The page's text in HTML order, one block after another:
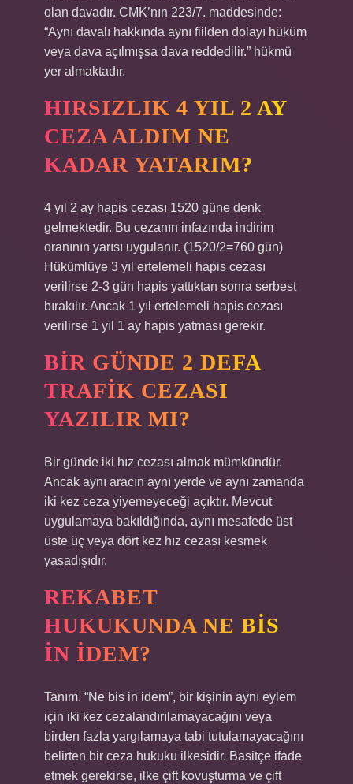
olan davadır. CMK’nın 223/7. maddesinde:
“Aynı davalı hakkında aynı fiilden dolayı hüküm
veya dava açılmışsa dava reddedilir.” hükmü
yer almaktadır.
HIRSIZLIK 4 YIL 2 AY
CEZA ALDIM NE
KADAR YATARIM?
4 yıl 2 ay hapis cezası 1520 güne denk
gelmektedir. Bu cezanın infazında indirim
oranının yarısı uygulanır. (1520/2=760 gün)
Hükümlüye 3 yıl ertelemeli hapis cezası
verilirse 2-3 gün hapis yattıktan sonra serbest
bırakılır. Ancak 1 yıl ertelemeli hapis cezası
verilirse 1 yıl 1 ay hapis yatması gerekir.
BIR GÜNDE 2 DEFA
TRAFIK CEZASI
YAZILIR MI?
Bir günde iki hız cezası almak mümkündür.
Ancak aynı aracın aynı yerde ve aynı zamanda
iki kez ceza yiyemeyeceği açıktır. Mevcut
uygulamaya bakıldığında, aynı mesafede üst
üste üç veya dört kez hız cezası kesmek
yasadışıdır.
REKABET
HUKUKUNDA NE BIS
IN IDEM?
Tanım. “Ne bis in idem”, bir kişinin aynı eylem
için iki kez cezalandırılamayacağını veya
birden fazla yargılamaya tabi tutulamayacağını
belirten bir ceza hukuku ilkesidir. Basitçe ifade
etmek gerekirse, ilke çift kovuşturma ve çift